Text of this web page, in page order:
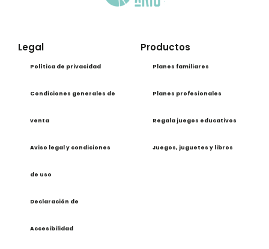
Legal
Política de privacidad
Condiciones generales de
venta
Aviso legal y condiciones
de uso
Declaración de
Accesibilidad
Productos
Planes familiares
Planes profesionales
Regala juegos educativos
Juegos, juguetes y libros